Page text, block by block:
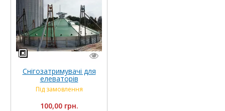
Снігозатримувачі для
елеваторів
Під замовлення
100,00 грн.